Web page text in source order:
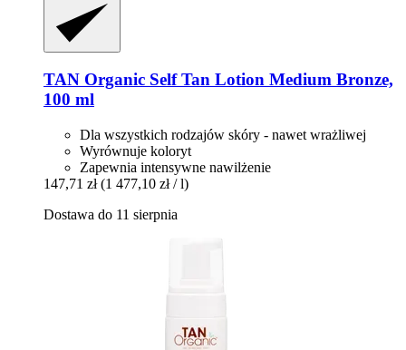
TAN Organic Self Tan Lotion Medium Bronze,
100 ml
Dla wszystkich rodzajów skóry - nawet wrażliwej
Wyrównuje koloryt
Zapewnia intensywne nawilżenie
147,71 zł (1 477,10 zł / l)
Dostawa do 11 sierpnia